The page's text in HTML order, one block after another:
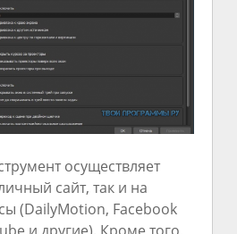
осуществляет
сайт, так и на
(DailyMotion, Facebook